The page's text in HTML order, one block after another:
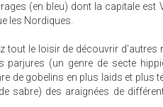
(en bleu) dont la capitale est
les Nordiques.
tout le loisir de découvrir
parjures (un genre de secte
de gobelins en plus laids et plus
sabre) des araignées de